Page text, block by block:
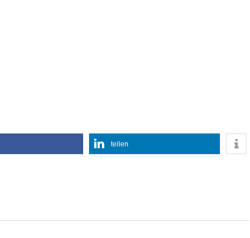
teilen